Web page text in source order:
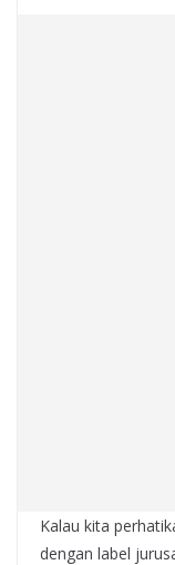
Kalau kita
dengan label